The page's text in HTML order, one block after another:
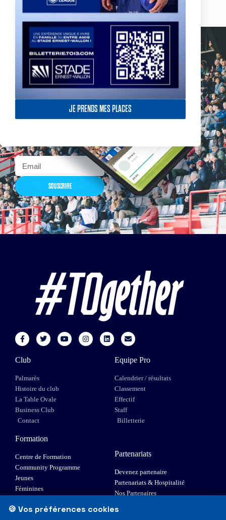
JE PRENDS MES PLACES
Actualités, nouveautés,
billetterie, remises
exceptionnelles dans la
SOUSCRIRE
Club
Palmarès
Histoire du club
La Table Ovale
Business Club
Contact
Equipe Pro
Calendrier / résultats
Classement
Effectif
Staff
Billetterie
Formation
Centre de Formation
Community Programme
Jeunes
Féminines
Elite 1
Partenariats
Devenez partenaire
Partenariats & Hospitalité
Nos Partenaires
🍪 Vos préférences cookies